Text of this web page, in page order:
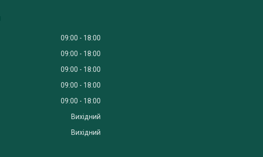
09:00
18:00
09:00
18:00
09:00
18:00
09:00
18:00
09:00
18:00
Вихідний
Вихідний